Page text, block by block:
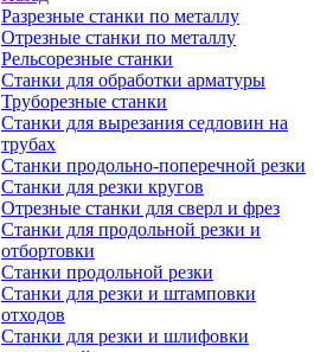
Разрезные станки по металлу
Отрезные станки по металлу
Рельсорезные станки
Станки для обработки арматуры
Труборезные станки
Станки для вырезания седловин на
трубаx
Станки продольно-поперечной резки
Станки для резки кругов
Отрезные станки для сверл и фрез
Станки для продольной резки и
отбортовки
Станки продольной резки
Станки для резки и штамповки
отходов
Станки для резки и шлифовки